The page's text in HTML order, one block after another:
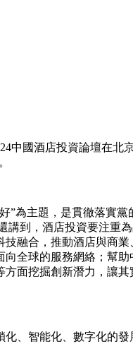
中國酒店投資論壇在北
”為主題，是貫徹落實黨
講到，酒店投資要注重
融合，推動酒店與商業
全球的服務網絡；幫
面挖掘創新潛力，讓其
、智能化、數字化的發